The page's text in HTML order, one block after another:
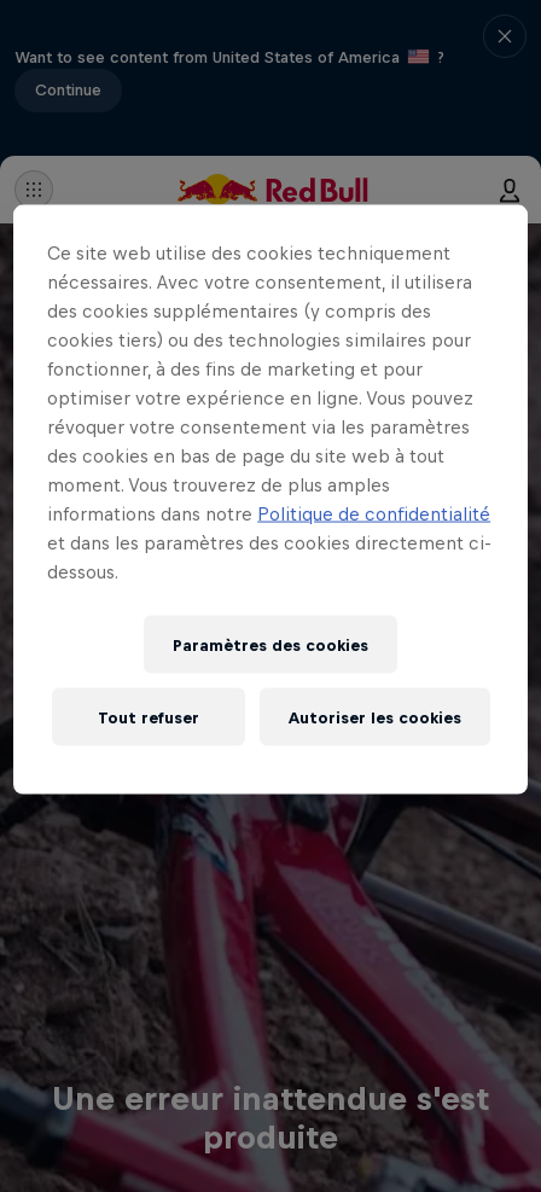
Want to see content from United States of America
?
Continue
Une erreur inattendue s'est
produite
Ce site web utilise des cookies techniquement
nécessaires. Avec votre consentement, il utilisera
des cookies supplémentaires (y compris des
cookies tiers) ou des technologies similaires pour
fonctionner, à des fins de marketing et pour
optimiser votre expérience en ligne. Vous pouvez
révoquer votre consentement via les paramètres
des cookies en bas de page du site web à tout
moment. Vous trouverez de plus amples
informations dans notre Politique de confidentialité
et dans les paramètres des cookies directement ci-
dessous.
Paramètres des cookies
Tout refuser Autoriser les cookies